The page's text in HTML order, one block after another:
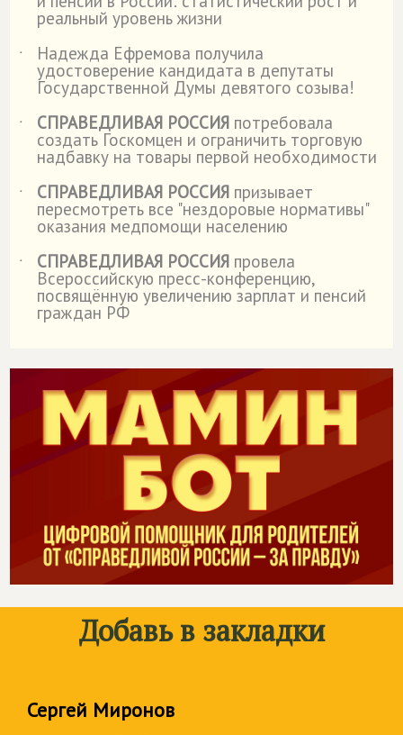
реальный уровень жизни
˙
Надежда Ефремова получила
удостоверение кандидата в депутаты
Государственной Думы девятого созыва!
˙
СПРАВЕДЛИВАЯ РОССИЯ потребовала
создать Госкомцен и ограничить торговую
надбавку на товары первой необходимости
˙
СПРАВЕДЛИВАЯ РОССИЯ призывает
пересмотреть все "нездоровые нормативы"
оказания медпомощи населению
˙
СПРАВЕДЛИВАЯ РОССИЯ провела
Всероссийскую пресс-конференцию,
посвящённую увеличению зарплат и пенсий
граждан РФ
Добавь в закладки
Сергей Миронов